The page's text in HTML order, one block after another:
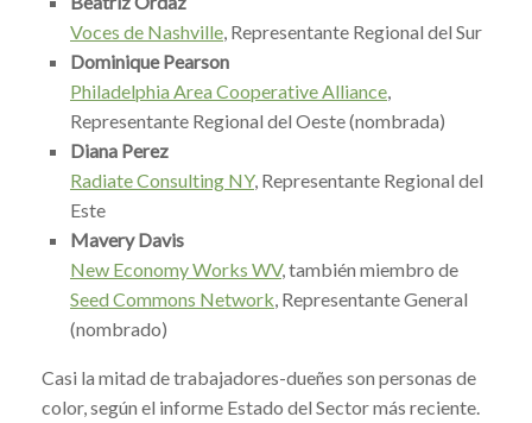
Voces de Nashville, Representante Regional del Sur
Dominique Pearson
Philadelphia Area Cooperative Alliance,
Representante Regional del Oeste (nombrada)
Diana Perez
Radiate Consulting NY, Representante Regional del
Este
Mavery Davis
New Economy Works WV, también miembro de
Seed Commons Network, Representante General
(nombrado)
Casi la mitad de trabajadores-dueñes son personas de
color, según el informe Estado del Sector más reciente.